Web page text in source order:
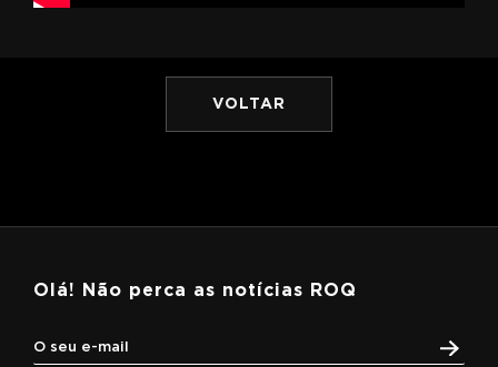
VOLTAR
Olá! Não perca as notícias ROQ